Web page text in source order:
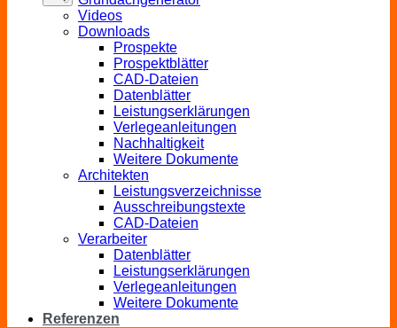
Videos
Downloads
Prospekte
Prospektblätter
CAD-Dateien
Datenblätter
Leistungserklärungen
Verlegeanleitungen
Nachhaltigkeit
Weitere Dokumente
Architekten
Leistungsverzeichnisse
Ausschreibungstexte
CAD-Dateien
Verarbeiter
Datenblätter
Leistungserklärungen
Verlegeanleitungen
Weitere Dokumente
Referenzen